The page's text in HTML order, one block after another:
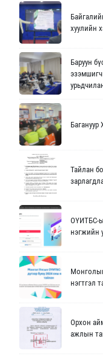
хуулийн
Баруун
Багануур
Тайлан
ОҮИТБС-
нэгжийн
нэгтгэл
Орхон
ажлын